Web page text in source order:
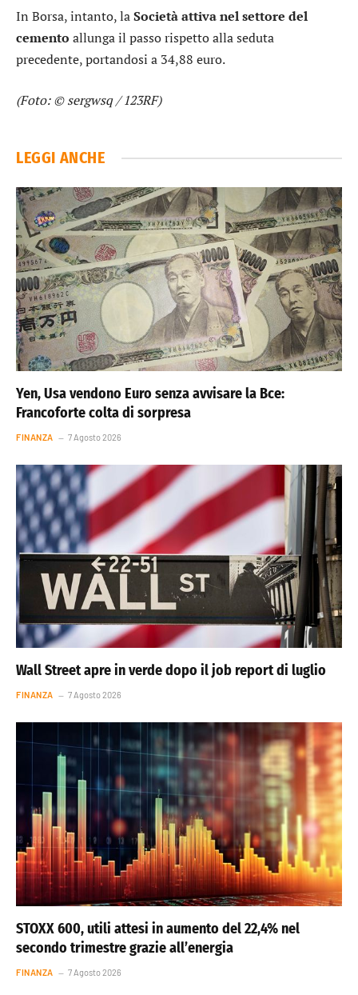
In Borsa, intanto, laSocietà attiva nel settore del
cemento allunga il passo rispetto alla seduta
precedente, portandosi a 34,88 euro.
(Foto: © sergwsq / 123RF)
LEGGI ANCHE
Yen, Usa vendono Euro senza avvisare la Bce:
Francoforte colta di sorpresa
FINANZA 7 Agosto 2026
Wall Street apre in verde dopo il job report di luglio
FINANZA 7 Agosto 2026
STOXX 600, utili attesi in aumento del 22,4% nel
secondo trimestre grazie all’energia
FINANZA 7 Agosto 2026